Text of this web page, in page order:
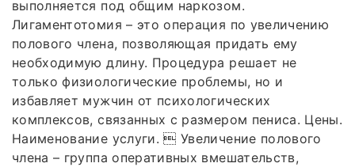
выполняется под общим наркозом.
Лигаментотомия – это операция по увеличению
полового члена, позволяющая придать ему
необходимую длину. Процедура решает не
только физиологические проблемы, но и
избавляет мужчин от психологических
комплексов, связанных с размером пениса. Цены.
Наименование услуги.  Увеличение полового
члена – группа оперативных вмешательств,